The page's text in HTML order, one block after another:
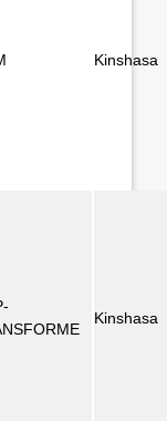
Kinshasa
Kinshasa